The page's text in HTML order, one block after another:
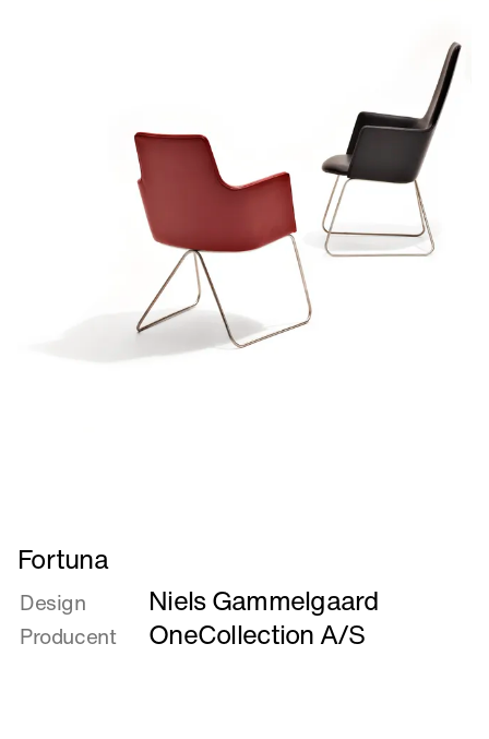
Læs
mere
om
Fortuna
Fortuna
Design Niels Gammelgaard
Producent OneCollection A/S